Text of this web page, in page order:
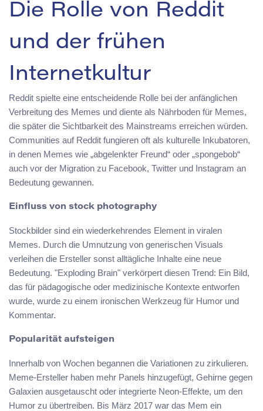
Die Rolle von Reddit
und der frühen
Internetkultur
Reddit spielte eine entscheidende Rolle bei der anfänglichen
Verbreitung des Memes und diente als Nährboden für Memes,
die später die Sichtbarkeit des Mainstreams erreichen würden.
Communities auf Reddit fungieren oft als kulturelle Inkubatoren,
in denen Memes wie „abgelenkter Freund“ oder „spongebob“
auch vor der Migration zu Facebook, Twitter und Instagram an
Bedeutung gewannen.
Einfluss von stock photography
Stockbilder sind ein wiederkehrendes Element in viralen
Memes. Durch die Umnutzung von generischen Visuals
verleihen die Ersteller sonst alltägliche Inhalte eine neue
Bedeutung. "Exploding Brain" verkörpert diesen Trend: Ein Bild,
das für pädagogische oder medizinische Kontexte entworfen
wurde, wurde zu einem ironischen Werkzeug für Humor und
Kommentar.
Popularität aufsteigen
Innerhalb von Wochen begannen die Variationen zu zirkulieren.
Meme-Ersteller haben mehr Panels hinzugefügt, Gehirne gegen
Galaxien ausgetauscht oder integrierte Neon-Effekte, um den
Humor zu übertreiben. Bis März 2017 war das Mem ein